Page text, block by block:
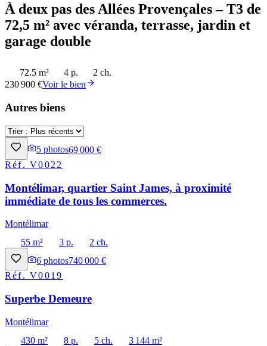
À deux pas des Allées Provençales – T3 de
72,5 m² avec véranda, terrasse, jardin et
garage double
72.5 m² 4 p.
2 ch.
230 900 €Voir le bien
Autres biens
5 photos69 000 €
Réf.V0022
Montélimar, quartier Saint James, à proximité
immédiate de tous les commerces.
Montélimar
55 m²
3 p.
2 ch.
6 photos740 000 €
Réf.V0019
Superbe Demeure
Montélimar
430 m²
8 p. 5 ch.
3 144 m²